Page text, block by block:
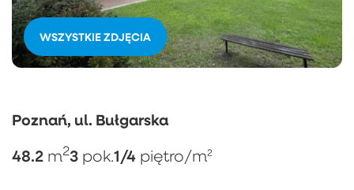
WSZYSTKIE ZDJĘCIA
Poznań, ul. Bułgarska
48.2 m23 pok.1/4 piętro/m²